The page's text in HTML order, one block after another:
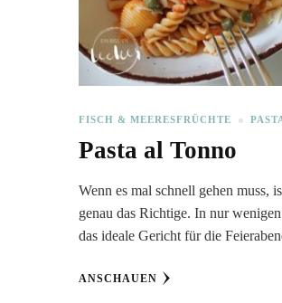
FISCH & MEERESFRÜCHTE
Pasta al Tonno
Wenn es mal schnell gehen muss,
genau das Richtige. In nur
das ideale Gericht für die
ANSCHAUEN